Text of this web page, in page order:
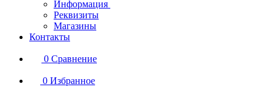
Информация
Реквизиты
Магазины
Контакты
0 Сравнение
0 Избранное